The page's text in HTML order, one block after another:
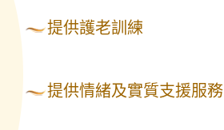
提供護老訓練
提供情緒及實質支援服務